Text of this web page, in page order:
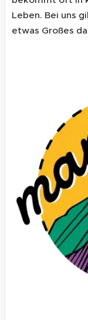
Leben. Bei uns
etwas Großes